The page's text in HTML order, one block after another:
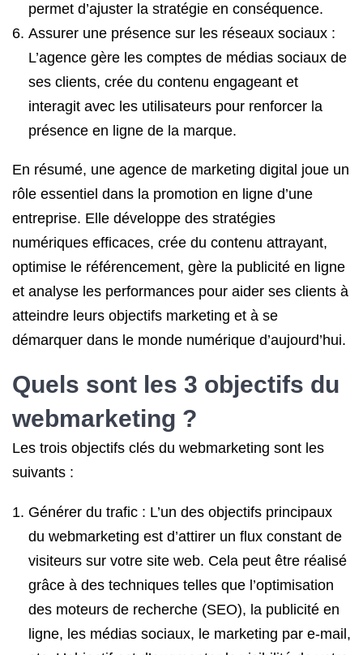
permet d’ajuster la stratégie en conséquence.
Assurer une présence sur les réseaux sociaux :
L’agence gère les comptes de médias sociaux de
ses clients, crée du contenu engageant et
interagit avec les utilisateurs pour renforcer la
présence en ligne de la marque.
En résumé, une agence de marketing digital joue un
rôle essentiel dans la promotion en ligne d’une
entreprise. Elle développe des stratégies
numériques efficaces, crée du contenu attrayant,
optimise le référencement, gère la publicité en ligne
et analyse les performances pour aider ses clients à
atteindre leurs objectifs marketing et à se
démarquer dans le monde numérique d’aujourd’hui.
Quels sont les 3 objectifs du
webmarketing ?
Les trois objectifs clés du webmarketing sont les
suivants :
Générer du trafic : L’un des objectifs principaux
du webmarketing est d’attirer un flux constant de
visiteurs sur votre site web. Cela peut être réalisé
grâce à des techniques telles que l’optimisation
des moteurs de recherche (SEO), la publicité en
ligne, les médias sociaux, le marketing par e-mail,